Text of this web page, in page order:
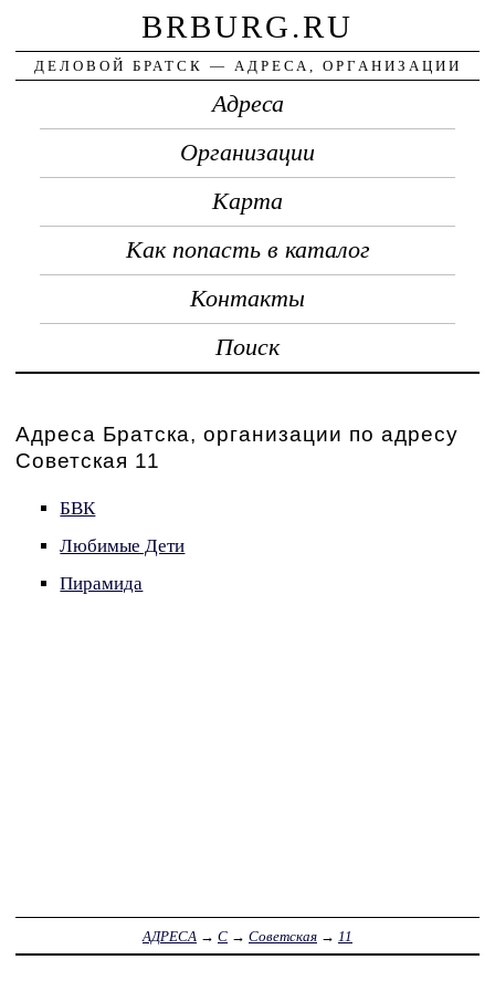
BRBURG.RU
ДЕЛОВОЙ БРАТСК — АДРЕСА, ОРГАНИЗАЦИИ
Адреса
Организации
Карта
Как попасть в каталог
Контакты
Поиск
Адреса Братска, организации по адресу
Советская 11
БВК
Любимые Дети
Пирамида
АДРЕСА → С → Советская → 11